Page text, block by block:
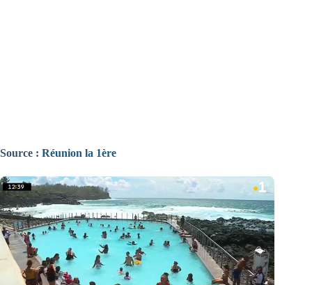
Source : Réunion la 1ère